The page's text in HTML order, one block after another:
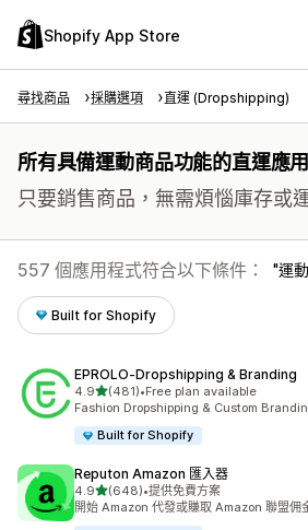
Shopify App Store
尋找商品 採購選項 直運 (Dropshipping)
所有具備運動商品功能的直運應
只要銷售商品，無需煩惱庫存或
557 個應用程式符合以下條件： 運
Built for Shopify
EPROLO‑Dropshipping & Branding
4.9滿分 5 顆星
(481)
共有 481 則評價
•Free plan available
Fashion Dropshipping & Custom
Built for Shopify
Reputon Amazon 匯入器
4.9滿分 5 顆星
(648)
共有 648 則評價
•提供免費方案
開始 Amazon 代發或賺取 Amazon 聯盟佣